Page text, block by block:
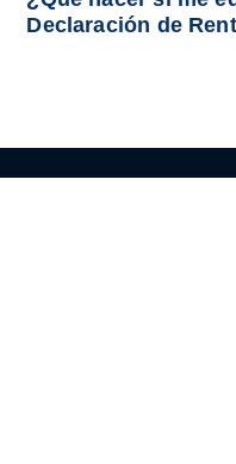
Declaración de